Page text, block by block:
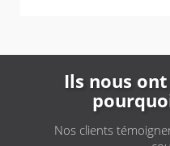
Ils nous
Nos clients